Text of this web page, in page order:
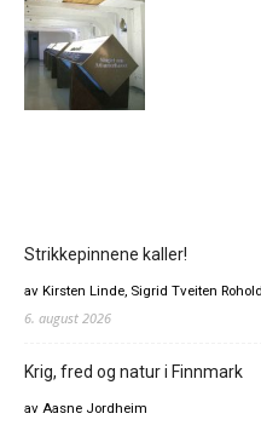
Strikkepinnene kaller!
av Kirsten Linde, Sigrid Tveiten
6. august 2026
Krig, fred og natur i Finnmark
av Aasne Jordheim